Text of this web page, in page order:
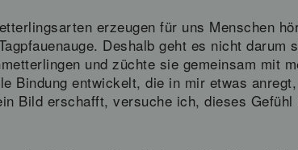
erzeugen für uns Menschen
Deshalb geht es nicht
und züchte sie gemeinsam mit
Bindung entwickelt, die in mir etwas
Bild erschafft, versuche ich, dieses